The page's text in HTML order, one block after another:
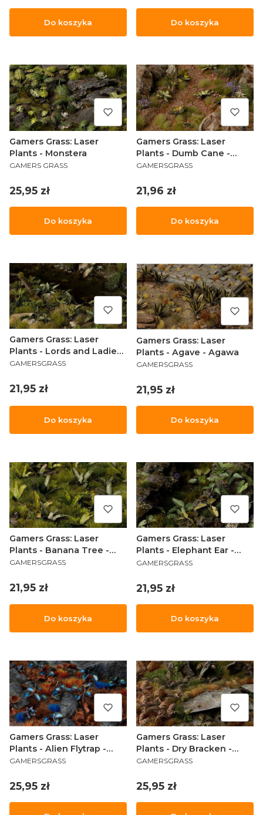
Do koszyka Do koszyka
Gamers Grass: Laser
Plants - Monstera
PRODUCENT
GAMERS GRASS
Cena
25,95 zł
Do koszyka
Gamers Grass: Laser
Plants - Dumb Cane -
Difenbachia
PRODUCENT
GAMERSGRASS
Cena
21,96 zł
Do koszyka
Gamers Grass: Laser
Plants - Lords and Ladies
- Obrazki plamiste
PRODUCENT
GAMERSGRASS
Cena
21,95 zł
Do koszyka
Gamers Grass: Laser
Plants - Agave - Agawa
PRODUCENT
GAMERSGRASS
Cena
21,95 zł
Do koszyka
Gamers Grass: Laser
Plants - Banana Tree -
Drzewo bananowe
PRODUCENT
GAMERSGRASS
Cena
21,95 zł
Do koszyka
Gamers Grass: Laser
Plants - Elephant Ear -
Kolokazja
PRODUCENT
GAMERSGRASS
Cena
21,95 zł
Do koszyka
Gamers Grass: Laser
Plants - Alien Flytrap -
Kosmiczna muchołapka
PRODUCENT
GAMERSGRASS
Cena
25,95 zł
Gamers Grass: Laser
Plants - Dry Bracken -
Wysuszona paproć
PRODUCENT
GAMERSGRASS
Cena
25,95 zł